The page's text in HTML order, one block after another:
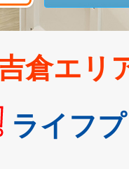
倉エリ
ライフ